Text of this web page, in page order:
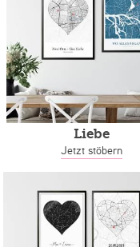
Liebe
Jetzt stöbern